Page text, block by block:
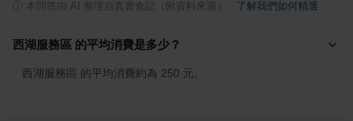
本問答由 AI 整理自真實食記（附資料來源） 了解我們如何精選
西湖服務區 的平均消費是多少？
西湖服務區 的平均消費約為 250 元。